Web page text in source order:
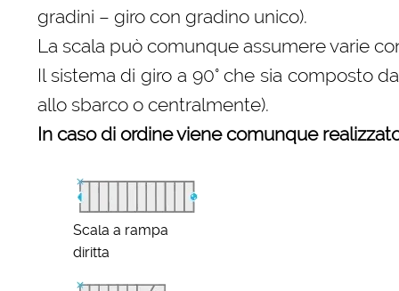
gradini – giro con gradino unico).
La scala può comunque assumere varie
Il sistema di giro a 90° che sia composto
allo sbarco o centralmente).
In caso di ordine viene comunque
Scala a rampa
diritta